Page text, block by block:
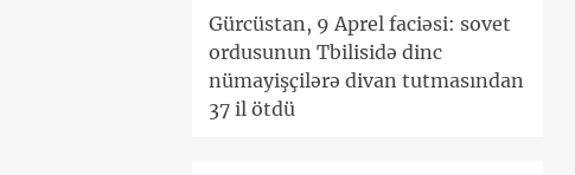
Gürcüstan, 9 Aprel faciəsi: sovet
ordusunun Tbilisidə dinc
nümayişçilərə divan tutmasından
37 il ötdü